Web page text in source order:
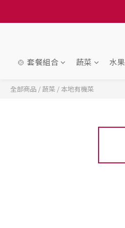
🍲 套餐組合 蔬菜 水果
全部商品 / 蔬菜 / 本地有機菜